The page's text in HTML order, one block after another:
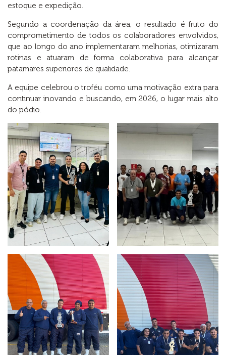
estoque e expedição.
Segundo a coordenação da área, o resultado é fruto do
comprometimento de todos os colaboradores envolvidos,
que ao longo do ano implementaram melhorias, otimizaram
rotinas e atuaram de forma colaborativa para alcançar
patamares superiores de qualidade.
A equipe celebrou o troféu como uma motivação extra para
continuar inovando e buscando, em 2026, o lugar mais alto
do pódio.